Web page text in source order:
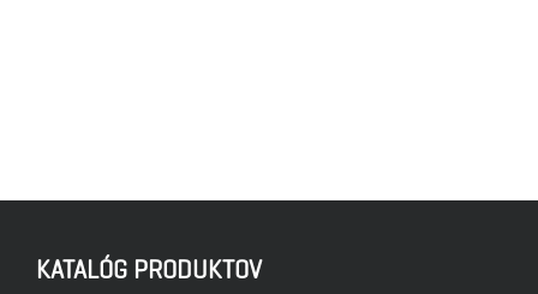
DYNAMAX TB 32 DYNAMAX TB 46